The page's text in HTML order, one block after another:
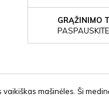
GRĄŽINIMO
mašinėles. Ši